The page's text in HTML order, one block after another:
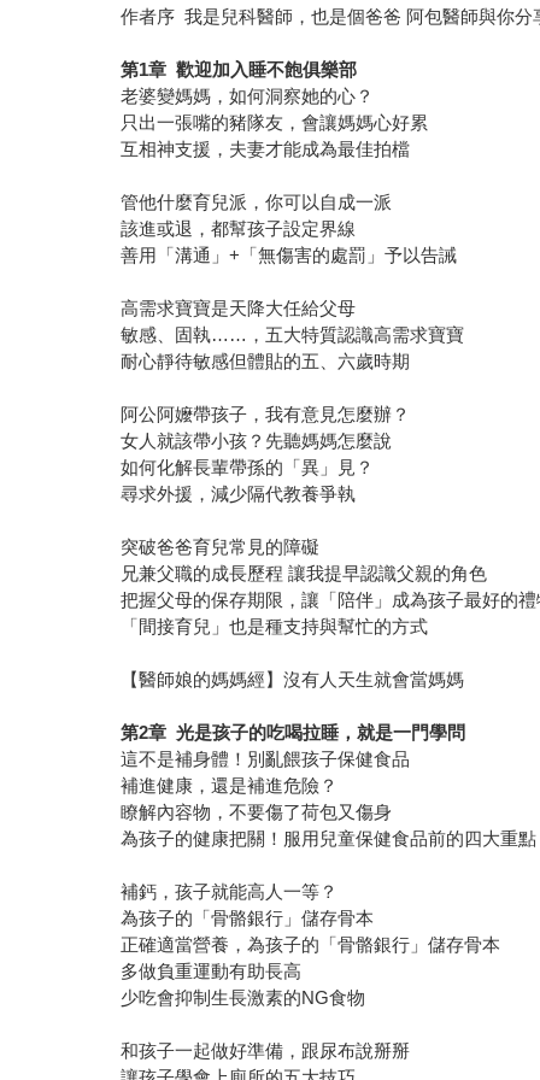
作者序 我是兒科醫師，也是個爸爸 阿包醫師與你分
第1章 歡迎加入睡不飽俱樂部
老婆變媽媽，如何洞察她的心？
只出一張嘴的豬隊友，會讓媽媽心好累
互相神支援，夫妻才能成為最佳拍檔
管他什麼育兒派，你可以自成一派
該進或退，都幫孩子設定界線
善用「溝通」+「無傷害的處罰」予以告誡
高需求寶寶是天降大任給父母
敏感、固執……，五大特質認識高需求寶寶
耐心靜待敏感但體貼的五、六歲時期
阿公阿嬤帶孩子，我有意見怎麼辦？
女人就該帶小孩？先聽媽媽怎麼說
如何化解長輩帶孫的「異」見？
尋求外援，減少隔代教養爭執
突破爸爸育兒常見的障礙
兄兼父職的成長歷程 讓我提早認識父親的角色
把握父母的保存期限，讓「陪伴」成為孩子最好的禮
「間接育兒」也是種支持與幫忙的方式
【醫師娘的媽媽經】沒有人天生就會當媽媽
第2章 光是孩子的吃喝拉睡，就是一門學問
這不是補身體！別亂餵孩子保健食品
補進健康，還是補進危險？
瞭解內容物，不要傷了荷包又傷身
為孩子的健康把關！服用兒童保健食品前的四大重點
補鈣，孩子就能高人一等？
為孩子的「骨骼銀行」儲存骨本
正確適當營養，為孩子的「骨骼銀行」儲存骨本
多做負重運動有助長高
少吃會抑制生長激素的NG食物
和孩子一起做好準備，跟尿布說掰掰